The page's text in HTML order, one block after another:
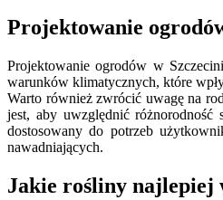
Projektowanie
Projektowanie ogrodów w
warunków klimatycznych, które
Warto również zwrócić uwagę na
jest, aby uwzględnić
dostosowany do potrzeb
nawadniających.
Jakie rośliny najlepiej